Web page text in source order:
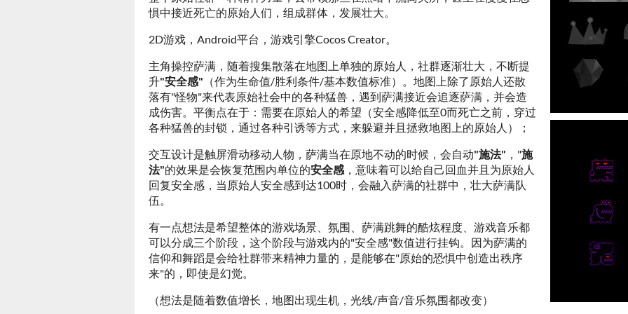
惧中接近死亡的原始人们，组成群体，发展壮大。
2D游戏，Android平台，游戏引擎Cocos Creator。
主角操控萨满，随着搜集散落在地图上单独的原始人，社群逐渐壮大，不断提
升"安全感" （作为生命值/胜利条件/基本数值标准）。地图上除了原始人还散
落有"怪物"来代表原始社会中的各种猛兽，遇到萨满接近会追逐萨满，并会造
成伤害。平衡点在于：需要在原始人的希望（安全感降低至0而死亡之前，穿过
各种猛兽的封锁，通过各种引诱等方式，来躲避并且拯救地图上的原始人）；
交互设计是触屏滑动移动人物，萨满当在原地不动的时候，会自动"施法" ，"施
法"的效果是会恢复范围内单位的安全感 ，意味着可以给自己回血并且为原始人
回复安全感，当原始人安全感到达100时，会融入萨满的社群中，壮大萨满队
伍。
有一点想法是希望整体的游戏场景、氛围、萨满跳舞的酷炫程度、游戏音乐都
可以分成三个阶段，这个阶段与游戏内的"安全感"数值进行挂钩。因为萨满的
信仰和舞蹈是会给社群带来精神力量的，是能够在"原始的恐惧中创造出秩序
来"的，即使是幻觉。
（想法是随着数值增长，地图出现生机，光线/声音/音乐氛围都改变）